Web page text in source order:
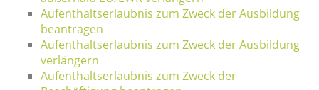
Aufenthaltserlaubnis zum Zweck der Ausbildung
beantragen
Aufenthaltserlaubnis zum Zweck der Ausbildung
verlängern
Aufenthaltserlaubnis zum Zweck der